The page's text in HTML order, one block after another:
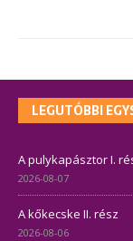
LEGUTÓBBI
A pulykapásztor I.
2026-08-07
A kőkecske II. rész
2026-08-06